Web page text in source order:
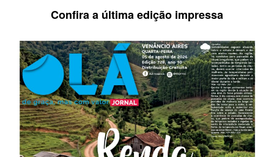
Confira a última edição impressa